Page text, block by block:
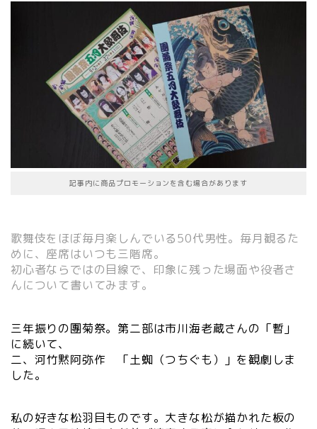
記事内に商品プロモーションを含む場合があります
歌舞伎をほぼ毎月楽しんでいる50代男性。毎月観るた
めに、座席はいつも三階席。
初心者ならではの目線で、印象に残った場面や役者さ
んについて書いてみます。
三年振りの團菊祭。第二部は市川海老蔵さんの「暫」
に続いて、
二、河竹黙阿弥作 「土蜘（つちぐも）」を観劇しま
した。
私の好きな松羽目ものです。大きな松が描かれた板の